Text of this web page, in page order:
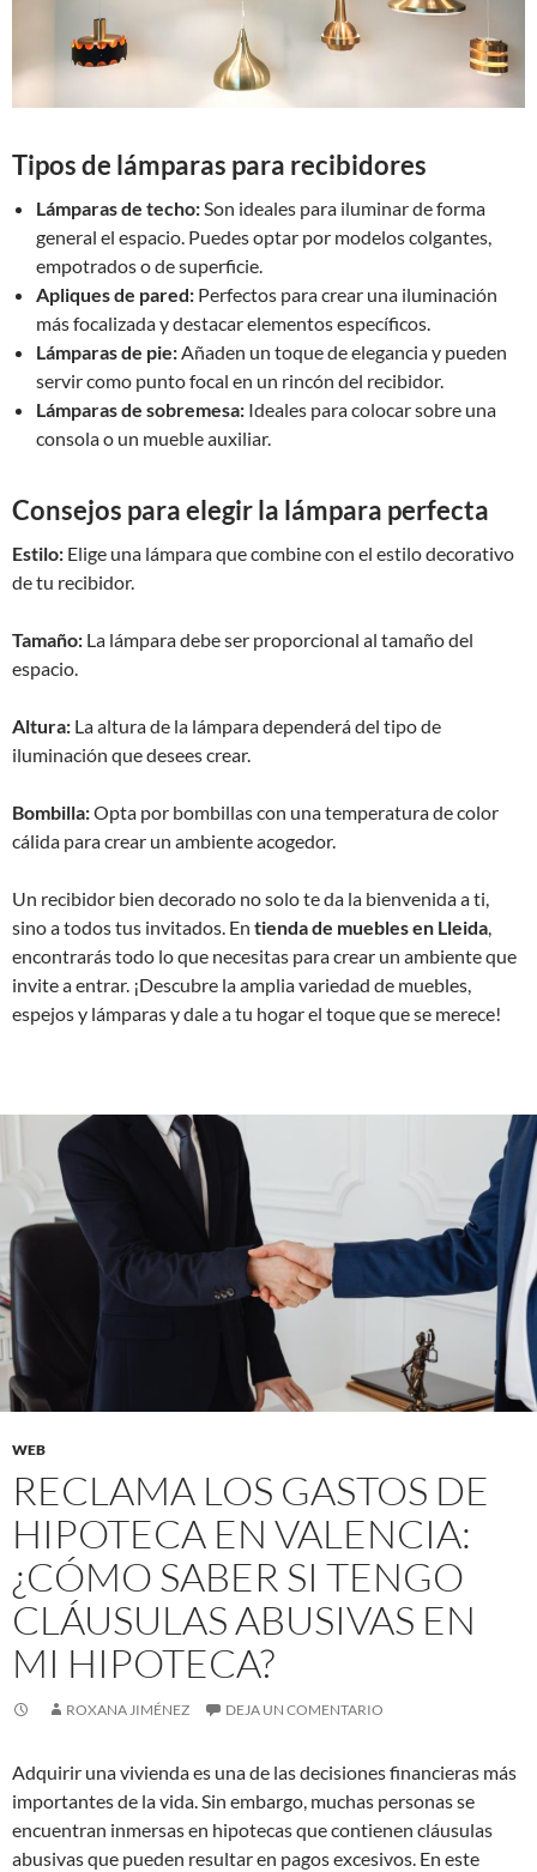
Tipos de lámparas para recibidores
Lámparas de techo:Son ideales para iluminar de forma
general el espacio. Puedes optar por modelos colgantes,
empotrados o de superficie.
Apliques de pared: Perfectos para crear una iluminación
más focalizada y destacar elementos específicos.
Lámparas de pie:Añaden un toque de elegancia y pueden
servir como punto focal en un rincón del recibidor.
Lámparas de sobremesa: Ideales para colocar sobre una
consola o un mueble auxiliar.
Consejos para elegir la lámpara perfecta
Estilo: Elige una lámpara que combine con el estilo decorativo
de tu recibidor.
Tamaño: La lámpara debe ser proporcional al tamaño del
espacio.
Altura: La altura de la lámpara dependerá del tipo de
iluminación que desees crear.
Bombilla:Opta por bombillas con una temperatura de color
cálida para crear un ambiente acogedor.
Un recibidor bien decorado no solo te da la bienvenida a ti,
sino a todos tus invitados. En tienda de muebles en Lleida,
encontrarás todo lo que necesitas para crear un ambiente que
invite a entrar. ¡Descubre la amplia variedad de muebles,
espejos y lámparas y dale a tu hogar el toque que se merece!
WEB
RECLAMA LOS GASTOS DE
HIPOTECA EN VALENCIA:
¿CÓMO SABER SI TENGO
CLÁUSULAS ABUSIVAS EN
MI HIPOTECA?
ROXANA JIMÉNEZ DEJA UN COMENTARIO
Adquirir una vivienda es una de las decisiones financieras más
importantes de la vida. Sin embargo, muchas personas se
encuentran inmersas en hipotecas que contienen cláusulas
abusivas que pueden resultar en pagos excesivos. En este